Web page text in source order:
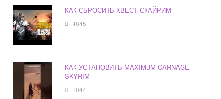
КАК СБРОСИТЬ КВЕСТ СКАЙРИМ
4845
КАК УСТАНОВИТЬ MAXIMUM CARNAGE
SKYRIM
1044